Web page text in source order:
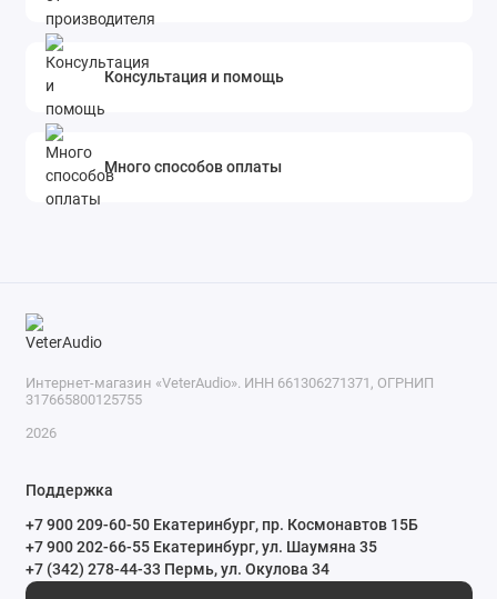
Консультация и помощь
Много способов оплаты
Интернет-магазин «VeterAudio». ИНН 661306271371, ОГРНИП
317665800125755
2026
Поддержка
+7 900 209-60-50 Екатеринбург, пр. Космонавтов 15Б
+7 900 202-66-55 Екатеринбург, ул. Шаумяна 35
+7 (342) 278-44-33 Пермь, ул. Окулова 34